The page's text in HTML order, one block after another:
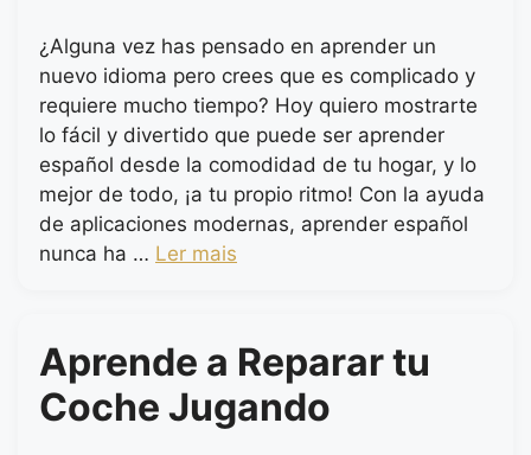
¿Alguna vez has pensado en aprender un
nuevo idioma pero crees que es complicado y
requiere mucho tiempo? Hoy quiero mostrarte
lo fácil y divertido que puede ser aprender
español desde la comodidad de tu hogar, y lo
mejor de todo, ¡a tu propio ritmo! Con la ayuda
de aplicaciones modernas, aprender español
nunca ha … Ler mais
Aprende a Reparar tu
Coche Jugando